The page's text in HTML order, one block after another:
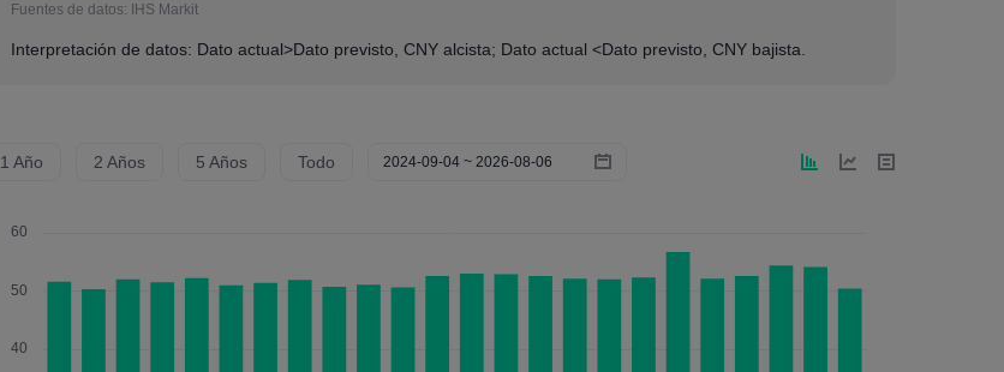
Fuentes de datos:
IHS Markit
Interpretación de datos: Dato actual>Dato previsto, CNY alcista; Dato actual <Dato previsto, CNY bajista.
1 Año 2 Años 5 Años Todo